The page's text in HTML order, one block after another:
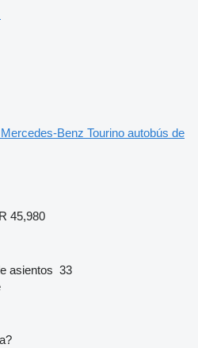
Mercedes-Benz Tourino autobús de
45,980
asientos 33